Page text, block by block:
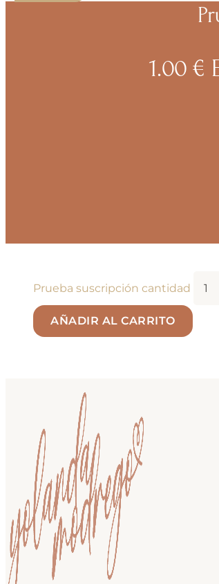
1.00€
Prueba suscripción cantidad
AÑADIR AL CARRITO